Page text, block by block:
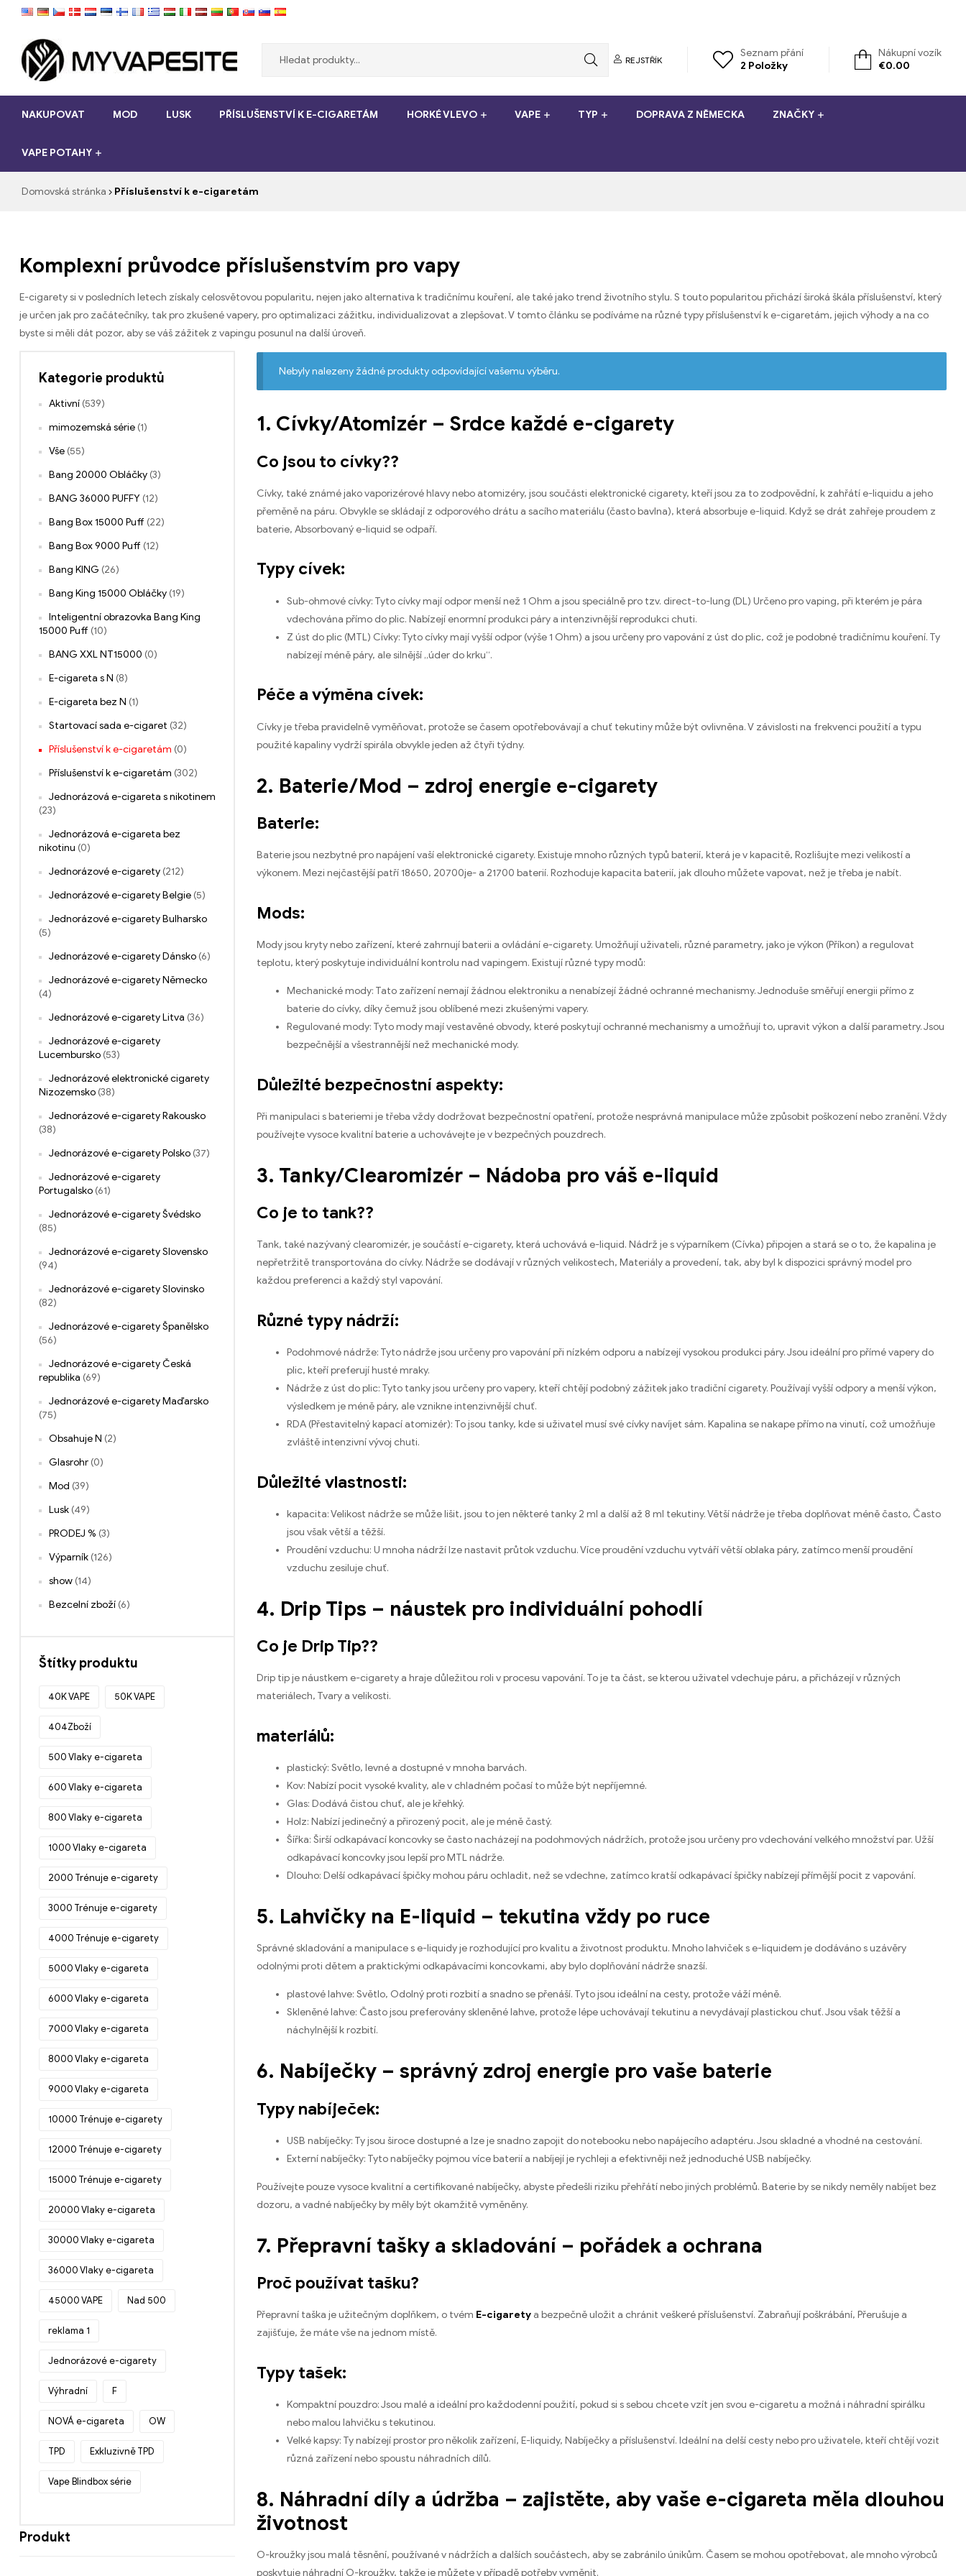
Myvapesite.de
cigarety
levné
online
REJSTŘÍK
Seznam přání
2 Položky
Nákupní vozík
€0.00
NAKUPOVAT MOD LUSK PŘÍSLUŠENSTVÍ K E-CIGARETÁM HORKÉ VLEVO VAPE TYP DOPRAVA Z NĚMECKA ZNAČKY
VAPE POTAHY
Domovská stránka Příslušenství k e-cigaretám
Komplexní průvodce příslušenstvím pro vapy
E-cigarety si v posledních letech získaly celosvětovou popularitu, nejen jako alternativa k tradičnímu kouření, ale také jako trend životního stylu. S touto popularitou přichází široká škála příslušenství, který
je určen jak pro začátečníky, tak pro zkušené vapery, pro optimalizaci zážitku, individualizovat a zlepšovat. V tomto článku se podíváme na různé typy příslušenství k e-cigaretám, jejich výhody a na co
byste si měli dát pozor, aby se váš zážitek z vapingu posunul na další úroveň.
Nebyly nalezeny žádné produkty odpovídající vašemu výběru.
1. Cívky/Atomizér – Srdce každé e-cigarety
Co jsou to cívky??
Cívky, také známé jako vaporizérové ​​hlavy nebo atomizéry, jsou součásti elektronické cigarety, kteří jsou za to zodpovědní, k zahřátí e-liquidu a jeho
přeměně na páru. Obvykle se skládají z odporového drátu a sacího materiálu (často bavlna), která absorbuje e-liquid. Když se drát zahřeje proudem z
baterie, Absorbovaný e-liquid se odpaří.
Typy cívek:
Sub-ohmové cívky: Tyto cívky mají odpor menší než 1 Ohm a jsou speciálně pro tzv. direct-to-lung (DL) Určeno pro vaping, při kterém je pára
vdechována přímo do plic. Nabízejí enormní produkci páry a intenzivnější reprodukci chuti.
Z úst do plic (MTL) Cívky: Tyto cívky mají vyšší odpor (výše 1 Ohm) a jsou určeny pro vapování z úst do plic, což je podobné tradičnímu kouření. Ty
nabízejí méně páry, ale silnější „úder do krku“.
Péče a výměna cívek:
Cívky je třeba pravidelně vyměňovat, protože se časem opotřebovávají a chuť tekutiny může být ovlivněna. V závislosti na frekvenci použití a typu
použité kapaliny vydrží spirála obvykle jeden až čtyři týdny.
2. Baterie/Mod – zdroj energie e-cigarety
Baterie:
Baterie jsou nezbytné pro napájení vaší elektronické cigarety. Existuje mnoho různých typů baterií, která je v kapacitě, Rozlišujte mezi velikostí a
výkonem. Mezi nejčastější patří 18650, 20700je- a 21700 baterií. Rozhoduje kapacita baterií, jak dlouho můžete vapovat, než je třeba je nabít.
Mods:
Mody jsou kryty nebo zařízení, které zahrnují baterii a ovládání e-cigarety. Umožňují uživateli, různé parametry, jako je výkon (Příkon) a regulovat
teplotu, který poskytuje individuální kontrolu nad vapingem. Existují různé typy modů:
Mechanické mody: Tato zařízení nemají žádnou elektroniku a nenabízejí žádné ochranné mechanismy. Jednoduše směřují energii přímo z
baterie do cívky, díky čemuž jsou oblíbené mezi zkušenými vapery.
Regulované mody: Tyto mody mají vestavěné obvody, které poskytují ochranné mechanismy a umožňují to, upravit výkon a další parametry. Jsou
bezpečnější a všestrannější než mechanické mody.
Důležité bezpečnostní aspekty:
Při manipulaci s bateriemi je třeba vždy dodržovat bezpečnostní opatření, protože nesprávná manipulace může způsobit poškození nebo zranění. Vždy
používejte vysoce kvalitní baterie a uchovávejte je v bezpečných pouzdrech.
3. Tanky/Clearomizér – Nádoba pro váš e-liquid
Co je to tank??
Tank, také nazývaný clearomizér, je součástí e-cigarety, která uchovává e-liquid. Nádrž je s výparníkem (Cívka) připojen a stará se o to, že kapalina je
nepřetržitě transportována do cívky. Nádrže se dodávají v různých velikostech, Materiály a provedení, tak, aby byl k dispozici správný model pro
každou preferenci a každý styl vapování.
Různé typy nádrží:
Podohmové nádrže: Tyto nádrže jsou určeny pro vapování při nízkém odporu a nabízejí vysokou produkci páry. Jsou ideální pro přímé vapery do
plic, kteří preferují husté mraky.
Nádrže z úst do plic: Tyto tanky jsou určeny pro vapery, kteří chtějí podobný zážitek jako tradiční cigarety. Používají vyšší odpory a menší výkon,
výsledkem je méně páry, ale vznikne intenzivnější chuť.
RDA (Přestavitelný kapací atomizér): To jsou tanky, kde si uživatel musí své cívky navíjet sám. Kapalina se nakape přímo na vinutí, což umožňuje
zvláště intenzivní vývoj chuti.
Důležité vlastnosti:
kapacita: Velikost nádrže se může lišit, jsou to jen některé tanky 2 ml a další až 8 ml tekutiny. Větší nádrže je třeba doplňovat méně často, Často
jsou však větší a těžší.
Proudění vzduchu: U mnoha nádrží lze nastavit průtok vzduchu. Více proudění vzduchu vytváří větší oblaka páry, zatímco menší proudění
vzduchu zesiluje chuť.
4. Drip Tips – náustek pro individuální pohodlí
Co je Drip Tip??
Drip tip je náustkem e-cigarety a hraje důležitou roli v procesu vapování. To je ta část, se kterou uživatel vdechuje páru, a přicházejí v různých
materiálech, Tvary a velikosti.
materiálů:
plastický: Světlo, levné a dostupné v mnoha barvách.
Kov: Nabízí pocit vysoké kvality, ale v chladném počasí to může být nepříjemné.
Glas: Dodává čistou chuť, ale je křehký.
Holz: Nabízí jedinečný a přirozený pocit, ale je méně častý.
Šířka: Širší odkapávací koncovky se často nacházejí na podohmových nádržích, protože jsou určeny pro vdechování velkého množství par. Užší
odkapávací koncovky jsou lepší pro MTL nádrže.
Dlouho: Delší odkapávací špičky mohou páru ochladit, než se vdechne, zatímco kratší odkapávací špičky nabízejí přímější pocit z vapování.
5. Lahvičky na E-liquid – tekutina vždy po ruce
Správné skladování a manipulace s e-liquidy je rozhodující pro kvalitu a životnost produktu. Mnoho lahviček s e-liquidem je dodáváno s uzávěry
odolnými proti dětem a praktickými odkapávacími koncovkami, aby bylo doplňování nádrže snazší.
plastové lahve: Světlo, Odolný proti rozbití a snadno se přenáší. Tyto jsou ideální na cesty, protože váží méně.
Skleněné lahve: Často jsou preferovány skleněné lahve, protože lépe uchovávají tekutinu a nevydávají plastickou chuť. Jsou však těžší a
náchylnější k rozbití.
6. Nabíječky – správný zdroj energie pro vaše baterie
Typy nabíječek:
USB nabíječky: Ty jsou široce dostupné a lze je snadno zapojit do notebooku nebo napájecího adaptéru. Jsou skladné a vhodné na cestování.
Externí nabíječky: Tyto nabíječky pojmou více baterií a nabíjejí je rychleji a efektivněji než jednoduché USB nabíječky.
Používejte pouze vysoce kvalitní a certifikované nabíječky, abyste předešli riziku přehřátí nebo jiných problémů. Baterie by se nikdy neměly nabíjet bez
dozoru, a vadné nabíječky by měly být okamžitě vyměněny.
7. Přepravní tašky a skladování – pořádek a ochrana
Proč používat tašku?
Přepravní taška je užitečným doplňkem, o tvém E-cigarety a bezpečně uložit a chránit veškeré příslušenství. Zabraňují poškrábání, Přerušuje a
zajišťuje, že máte vše na jednom místě.
Typy tašek:
Kompaktní pouzdro: Jsou malé a ideální pro každodenní použití, pokud si s sebou chcete vzít jen svou e-cigaretu a možná i náhradní spirálku
nebo malou lahvičku s tekutinou.
Velké kapsy: Ty nabízejí prostor pro několik zařízení, E-liquidy, Nabíječky a příslušenství. Ideální na delší cesty nebo pro uživatele, kteří chtějí vozit
různá zařízení nebo spoustu náhradních dílů.
8. Náhradní díly a údržba – zajistěte, aby vaše e-cigareta měla dlouhou
životnost
O-kroužky jsou malá těsnění, používané v nádržích a dalších součástech, aby se zabránilo únikům. Časem se mohou opotřebovat, ale mnoho výrobců
poskytuje náhradní O-kroužky, takže je můžete v případě potřeby vyměnit.
Kategorie produktů
Aktivní (539)
mimozemská série (1)
Vše (55)
Bang 20000 Obláčky (3)
BANG 36000 PUFFY (12)
Bang Box 15000 Puff (22)
Bang Box 9000 Puff (12)
Bang KING (26)
Bang King 15000 Obláčky (19)
Inteligentní obrazovka Bang King
15000 Puff (10)
BANG XXL NT15000 (0)
E-cigareta s N (8)
E-cigareta bez N (1)
Startovací sada e-cigaret (32)
Příslušenství k e-cigaretám (0)
Příslušenství k e-cigaretám (302)
Jednorázová e-cigareta s nikotinem
(23)
Jednorázová e-cigareta bez
nikotinu (0)
Jednorázové e-cigarety (212)
Jednorázové e-cigarety Belgie (5)
Jednorázové e-cigarety Bulharsko
(5)
Jednorázové e-cigarety Dánsko (6)
Jednorázové e-cigarety Německo
(4)
Jednorázové e-cigarety Litva (36)
Jednorázové e-cigarety
Lucembursko (53)
Jednorázové elektronické cigarety
Nizozemsko (38)
Jednorázové e-cigarety Rakousko
(38)
Jednorázové e-cigarety Polsko (37)
Jednorázové e-cigarety
Portugalsko (61)
Jednorázové e-cigarety Švédsko
(85)
Jednorázové e-cigarety Slovensko
(94)
Jednorázové e-cigarety Slovinsko
(82)
Jednorázové e-cigarety Španělsko
(56)
Jednorázové e-cigarety Česká
republika (69)
Jednorázové e-cigarety Maďarsko
(75)
Obsahuje N (2)
Glasrohr (0)
Mod (39)
Lusk (49)
PRODEJ % (3)
Výparník (126)
show (14)
Bezcelní zboží (6)
Štítky produktu
40K VAPE 50K VAPE
404Zboží
500 Vlaky e-cigareta
600 Vlaky e-cigareta
800 Vlaky e-cigareta
1000 Vlaky e-cigareta
2000 Trénuje e-cigarety
3000 Trénuje e-cigarety
4000 Trénuje e-cigarety
5000 Vlaky e-cigareta
6000 Vlaky e-cigareta
7000 Vlaky e-cigareta
8000 Vlaky e-cigareta
9000 Vlaky e-cigareta
10000 Trénuje e-cigarety
12000 Trénuje e-cigarety
15000 Trénuje e-cigarety
20000 Vlaky e-cigareta
30000 Vlaky e-cigareta
36000 Vlaky e-cigareta
45000 VAPE Nad 500
reklama 1
Jednorázové e-cigarety
Výhradní F
NOVÁ e-cigareta OW
TPD Exkluzivně TPD
Vape Blindbox série
Produkt